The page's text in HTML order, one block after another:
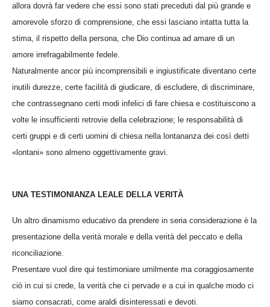
allora dovrà far vedere che essi sono stati preceduti dal più grande e
amorevole sforzo di comprensione, che essi lasciano intatta tutta la
stima, il rispetto della persona, che Dio continua ad amare di un
amore irrefragabilmente fedele.
Naturalmente ancor più incomprensibili e ingiustificate diventano certe
inutili durezze, certe facilità di giudicare, di escludere, di discriminare,
che contrassegnano certi modi infelici di fare chiesa e costituiscono a
volte le insufficienti retrovie della celebrazione; le responsabilità di
certi gruppi e di certi uomini di chiesa nella lontananza dei così detti
«lontani» sono almeno oggettivamente gravi.
UNA TESTIMONIANZA LEALE DELLA VERITÀ
Un altro dinamismo educativo da prendere in seria considerazione è la
presentazione della verità morale e della verità del peccato e della
riconciliazione.
Presentare vuol dire qui testimoniare umilmente ma coraggiosamente
ciò in cui si crede, la verità che ci pervade e a cui in qualche modo ci
siamo consacrati, come araldi disinteressati e devoti.